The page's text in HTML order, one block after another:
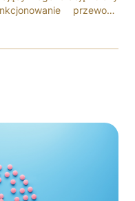
przewodu